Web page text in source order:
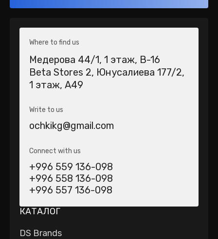
Where to find us
Медерова 44/1​, 1 этаж, В-16
Beta Stores 2​, Юнусалиева 177/2,
1 этаж, А49
Write to us
ochkikg@gmail.com
Connect with us
+996 559 136-098
+996 558 136-098
+996 557 136-098
КАТАЛОГ
DS Brands